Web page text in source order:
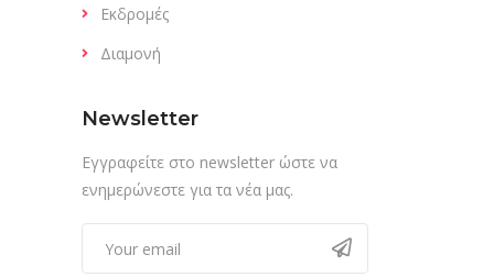
Εκδρομές
Διαμονή
Newsletter
Εγγραφείτε στο newsletter ώστε να
ενημερώνεστε για τα νέα μας.